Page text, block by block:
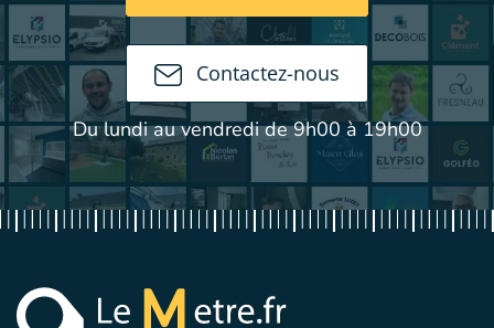
Contactez-nous
Du lundi au vendredi de 9h00 à 19h00